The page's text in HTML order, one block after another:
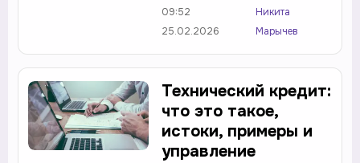
09:52
25.02.2026
Никита
Марычев
Технический кредит:
что это такое,
истоки, примеры и
управление